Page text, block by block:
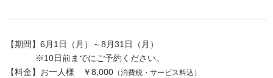
【期間】6月1日（月）～8月31日（月）
※10日前までにご予約ください。
【料金】お一人様 ￥8,000 （消費税・サービス料込）